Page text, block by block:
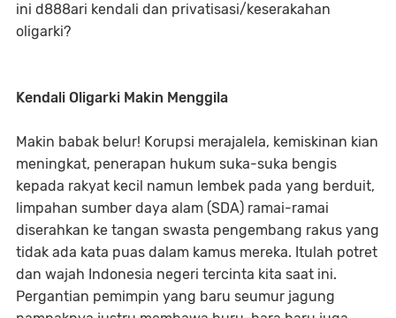
ini d888ari kendali dan privatisasi/keserakahan
oligarki?
Kendali Oligarki Makin Menggila
Makin babak belur! Korupsi merajalela, kemiskinan kian
meningkat, penerapan hukum suka-suka bengis
kepada rakyat kecil namun lembek pada yang berduit,
limpahan sumber daya alam (SDA) ramai-ramai
diserahkan ke tangan swasta pengembang rakus yang
tidak ada kata puas dalam kamus mereka. Itulah potret
dan wajah Indonesia negeri tercinta kita saat ini.
Pergantian pemimpin yang baru seumur jagung